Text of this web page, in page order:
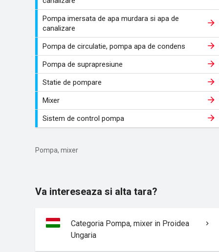
Pompa imersata de apa murdara si apa de
canalizare
Pompa de circulatie, pompa apa de condens
Pompa de suprapresiune
Statie de pompare
Mixer
Sistem de control pompa
Pompa, mixer
Va intereseaza si alta tara?
Categoria Pompa, mixer in Proidea
Ungaria